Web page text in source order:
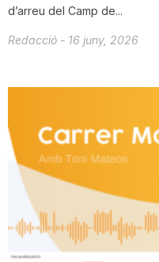
d’arreu del Camp de...
Redacció - 16 juny, 2026